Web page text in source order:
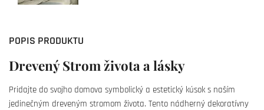
POPIS PRODUKTU
Drevený Strom života a lásky
Pridajte do svojho domova symbolický a estetický kúsok s naším
jedinečným dreveným stromom života. Tento nádherný dekoratívny